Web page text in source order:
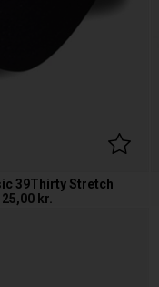
39Thirty Stretch
kr.